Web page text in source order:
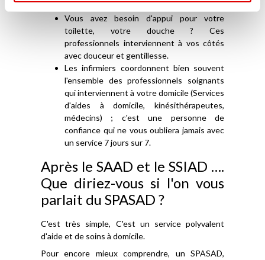
votre proche, malade.
Vous avez besoin d'appui pour votre
toilette, votre douche ? Ces
professionnels interviennent à vos côtés
avec douceur et gentillesse.
Les infirmiers coordonnent bien souvent
l'ensemble des professionnels soignants
qui interviennent à votre domicile (Services
d'aides à domicile, kinésithérapeutes,
médecins) ; c'est une personne de
confiance qui ne vous oubliera jamais avec
un service 7 jours sur 7.
Après le SAAD et le SSIAD ….
Que diriez-vous si l'on vous
parlait du SPASAD ?
C'est très simple, C'est un service polyvalent
d'aide et de soins à domicile.
Pour encore mieux comprendre, un SPASAD,